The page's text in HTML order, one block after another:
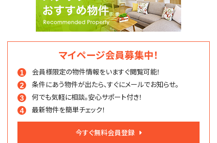
マイページ会員募集中！
会員様限定の物件情報をいますぐ閲覧可能！
条件にあう物件が出たら、すぐにメールでお知らせ。
何でも気軽に相談。安心サポート付き！
最新物件を簡単チェック！
今すぐ無料会員登録